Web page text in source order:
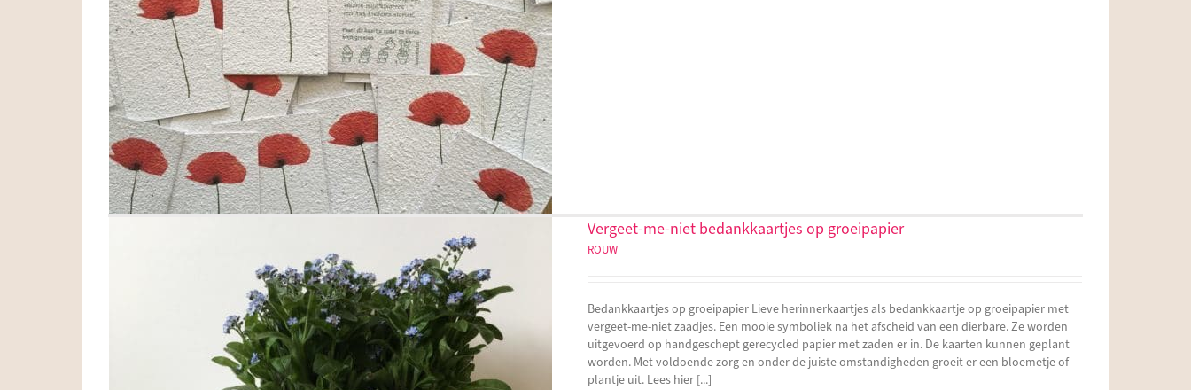
Vergeet-me-niet bedankkaartjes op groeipapier
ROUW
Bedankkaartjes op groeipapier Lieve herinnerkaartjes als bedankkaartje op groeipapier met
vergeet-me-niet zaadjes. Een mooie symboliek na het afscheid van een dierbare. Ze worden
uitgevoerd op handgeschept gerecycled papier met zaden er in. De kaarten kunnen geplant
worden. Met voldoende zorg en onder de juiste omstandigheden groeit er een bloemetje of
plantje uit. Lees hier [...]